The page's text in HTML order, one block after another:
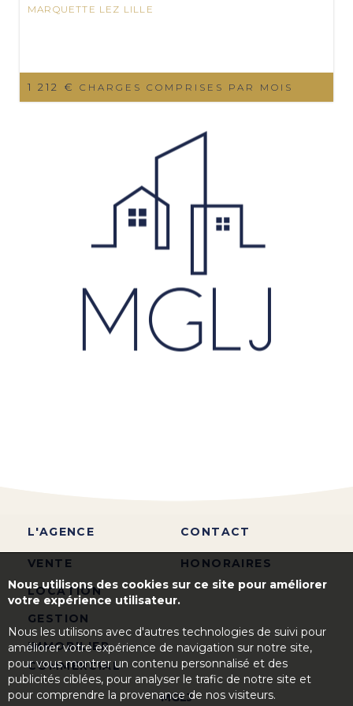
MARQUETTE LEZ LILLE
1 212 € CHARGES COMPRISES PAR MOIS
L'AGENCE
VENTE
LOCATION
GESTION
IMMOBILIER
COMMERCIAL
CONTACT
HONORAIRES
MGLJ
Nous utilisons des cookies sur ce site pour améliorer
votre expérience utilisateur.
Nous les utilisons avec d'autres technologies de suivi pour
améliorer votre expérience de navigation sur notre site,
pour vous montrer un contenu personnalisé et des
publicités ciblées, pour analyser le trafic de notre site et
pour comprendre la provenance de nos visiteurs.